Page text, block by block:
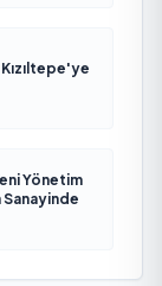
Yönetim
Sanayinde